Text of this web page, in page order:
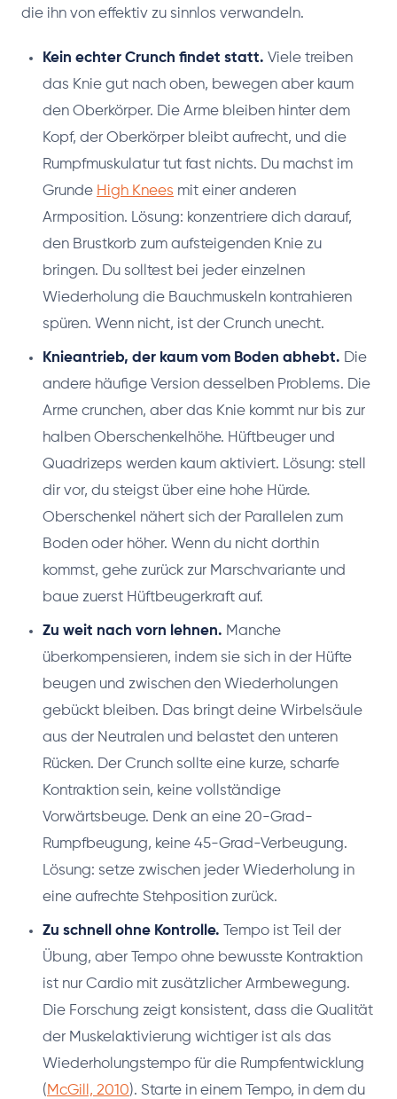
die ihn von effektiv zu sinnlos verwandeln.
Kein echter Crunch findet statt. Viele treiben
das Knie gut nach oben, bewegen aber kaum
den Oberkörper. Die Arme bleiben hinter dem
Kopf, der Oberkörper bleibt aufrecht, und die
Rumpfmuskulatur tut fast nichts. Du machst im
Grunde High Knees mit einer anderen
Armposition. Lösung: konzentriere dich darauf,
den Brustkorb zum aufsteigenden Knie zu
bringen. Du solltest bei jeder einzelnen
Wiederholung die Bauchmuskeln kontrahieren
spüren. Wenn nicht, ist der Crunch unecht.
Knieantrieb, der kaum vom Boden abhebt. Die
andere häufige Version desselben Problems. Die
Arme crunchen, aber das Knie kommt nur bis zur
halben Oberschenkelhöhe. Hüftbeuger und
Quadrizeps werden kaum aktiviert. Lösung: stell
dir vor, du steigst über eine hohe Hürde.
Oberschenkel nähert sich der Parallelen zum
Boden oder höher. Wenn du nicht dorthin
kommst, gehe zurück zur Marschvariante und
baue zuerst Hüftbeugerkraft auf.
Zu weit nach vorn lehnen. Manche
überkompensieren, indem sie sich in der Hüfte
beugen und zwischen den Wiederholungen
gebückt bleiben. Das bringt deine Wirbelsäule
aus der Neutralen und belastet den unteren
Rücken. Der Crunch sollte eine kurze, scharfe
Kontraktion sein, keine vollständige
Vorwärtsbeuge. Denk an eine 20-Grad-
Rumpfbeugung, keine 45-Grad-Verbeugung.
Lösung: setze zwischen jeder Wiederholung in
eine aufrechte Stehposition zurück.
Zu schnell ohne Kontrolle. Tempo ist Teil der
Übung, aber Tempo ohne bewusste Kontraktion
ist nur Cardio mit zusätzlicher Armbewegung.
Die Forschung zeigt konsistent, dass die Qualität
der Muskelaktivierung wichtiger ist als das
Wiederholungstempo für die Rumpfentwicklung
( McGill, 2010). Starte in einem Tempo, in dem du